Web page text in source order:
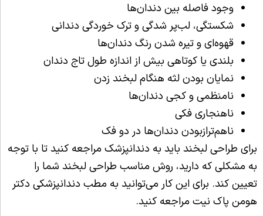
وجود فاصله بین دندان‌ها
شکستگی، لب‌پر شدگی و ترک خوردگی دندانی
قهوه‌ای و تیره‌ شدن رنگ دندان‌ها
بلندی یا کوتاهی بیش از اندازه طول تاج دندان
نمایان بودن لثه هنگام لبخند زدن
نامنظمی و کجی دندان‌ها
ناهنجاری فکی
ناهم‌ترازبودن دندان‌ها در دو فک
برای طراحی لبخند باید به دندانپزشک مراجعه کنید تا با توجه
به مشکلی که دارید، روش مناسب طراحی لبخند شما را
تعیین کند. برای این کار می‌توانید به مطب دندانپزشکی دکتر
هومن پاک نیت مراجعه کنید.